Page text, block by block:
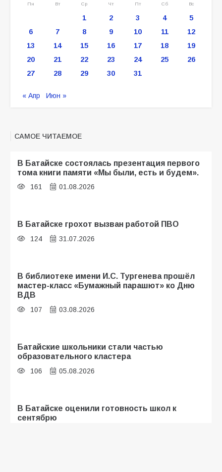
Пн Вт Ср Чт Пт Сб Вс
1 2 3 4
5
6
7 8 9 10 11
12
13
14 15 16 17 18
19
20
21 22 23 24 25
26
27
28 29 30 31
« Апр Июн »
САМОЕ ЧИТАЕМОЕ
В Батайске состоялась презентация первого
тома книги памяти «Мы были, есть и будем».
161 01.08.2026
В Батайске грохот вызван работой ПВО
124 31.07.2026
В библиотеке имени И.С. Тургенева прошёл
мастер-класс «Бумажный парашют» ко Дню
ВДВ
107 03.08.2026
Батайские школьники стали частью
образовательного кластера
106 05.08.2026
В Батайске оценили готовность школ к
сентябрю